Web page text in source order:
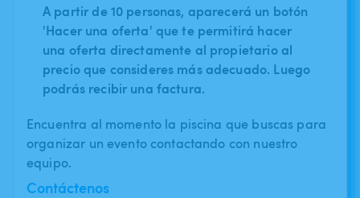
A partir de 10 personas, aparecerá un botón
'Hacer una oferta' que te permitirá hacer
una oferta directamente al propietario al
precio que consideres más adecuado. Luego
podrás recibir una factura.
Encuentra al momento la piscina que buscas para
organizar un evento contactando con nuestro
equipo.
Contáctenos